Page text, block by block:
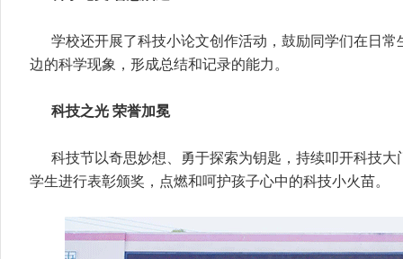
学校还开展了科技小论文创作活动，鼓励同学们在日
边的科学现象，形成总结和记录的能力。
科技之光 荣誉加冕
科技节以奇思妙想、勇于探索为钥匙，持续叩开科技
学生进行表彰颁奖，点燃和呵护孩子心中的科技小火苗。